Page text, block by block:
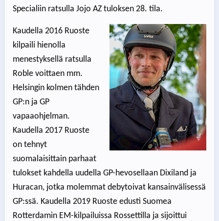
Specialiin ratsulla Jojo AZ tuloksen 28. tila.
Kaudella 2016 Ruoste
kilpaili hienolla
menestyksellä ratsulla
Roble voittaen mm.
Helsingin kolmen tähden
GP:n ja GP
vapaaohjelman.
Kaudella 2017 Ruoste
on tehnyt
suomalaisittain parhaat
tulokset kahdella uudella GP-hevosellaan Dixiland ja
Huracan, jotka molemmat debytoivat kansainvälisessä
GP:ssä. Kaudella 2019 Ruoste edusti Suomea
Rotterdamin EM-kilpailuissa Rossettilla ja sijoittui